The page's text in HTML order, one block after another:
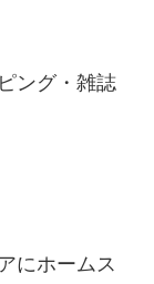
ング・雑誌
にホームス